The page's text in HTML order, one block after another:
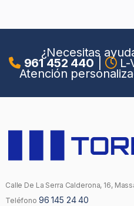
¿Necesitas
961 452 440 L-
Atención
Calle De La Serra Calderona, 16,
Teléfono 96 145 24 40